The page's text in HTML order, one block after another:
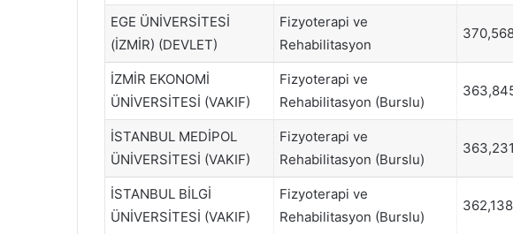
EGE ÜNİVERSİTESİ
(İZMİR) (DEVLET)
Fizyoterapi ve
Rehabilitasyon
İZMİR EKONOMİ
ÜNİVERSİTESİ (VAKIF)
Fizyoterapi ve
Rehabilitasyon (Burslu)
İSTANBUL MEDİPOL
ÜNİVERSİTESİ (VAKIF)
Fizyoterapi ve
Rehabilitasyon (Burslu)
İSTANBUL BİLGİ
ÜNİVERSİTESİ (VAKIF)
Fizyoterapi ve
Rehabilitasyon (Burslu)